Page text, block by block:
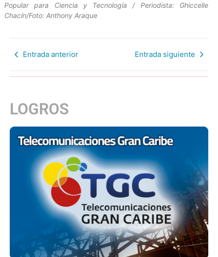
Popular para Ciencia y Tecnología / Periodista: Ghiccelle
Chacín/Foto: Anthony Araque
Entrada anterior Entrada siguiente
LOGROS